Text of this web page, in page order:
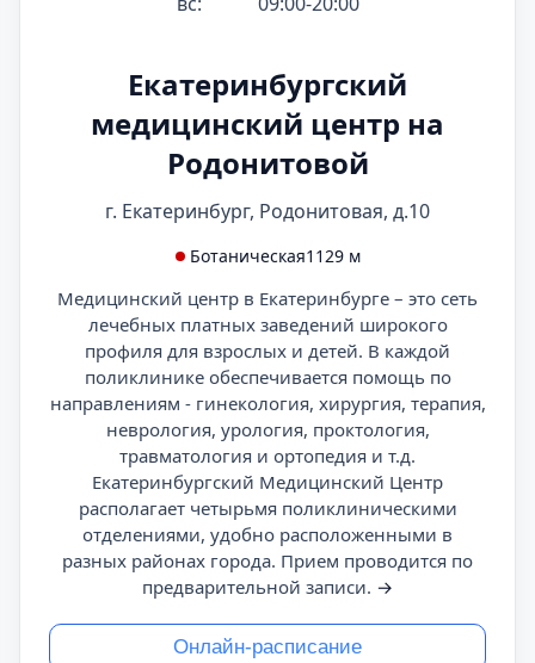
Екатеринбургский
медицинский центр на
Родонитовой
г. Екатеринбург, Родонитовая, д.10
Ботаническая1129 м
Медицинский центр в Екатеринбурге – это сеть
лечебных платных заведений широкого
профиля для взрослых и детей. В каждой
поликлинике обеспечивается помощь по
направлениям - гинекология, хирургия, терапия,
неврология, урология, проктология,
травматология и ортопедия и т.д.
Екатеринбургский Медицинский Центр
располагает четырьмя поликлиническими
отделениями, удобно расположенными в
разных районах города. Прием проводится по
предварительной записи. →
Онлайн-расписание